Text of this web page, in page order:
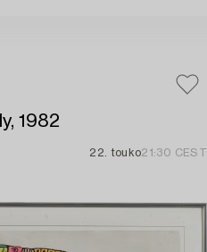
1982
22. touko21:30 CEST